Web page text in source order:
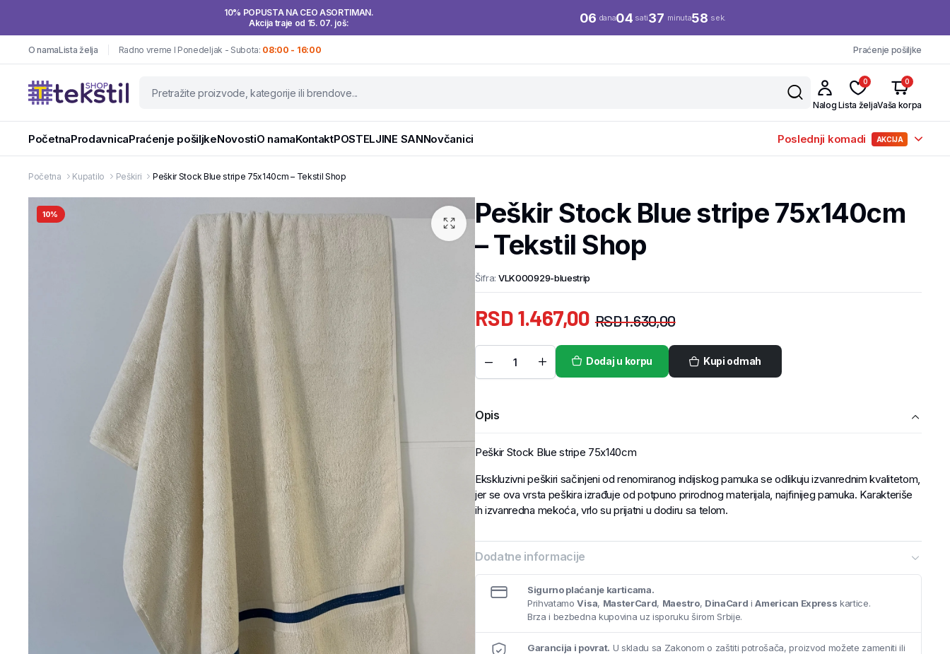
10% POPUSTA NA CEO ASORTIMAN.
Akcija traje od 15. 07. još:
06 dana04 sati37 minuta57 sek.
O namaLista želja Radno vreme I Ponedeljak - Subota: 08:00 - 16:00 Praćenje pošiljke
Nalog
0
Lista želja
0
Vaša korpa
PočetnaProdavnicaPraćenje pošiljkeNovostiO namaKontaktPOSTELJINE SANNovčanici Poslednji komadi AKCIJA
Početna Kupatilo Peškiri Peškir Stock Blue stripe 75x140cm – Tekstil Shop
10%
Peškir Stock Blue stripe 75x140cm
– Tekstil Shop
Šifra: VLK000929-bluestrip
RSD1.630,00
RSD1.467,00
Dodaj u korpu Kupi odmah
Opis
Peškir Stock Blue stripe 75x140cm
Ekskluzivni peškiri sačinjeni od renomiranog indijskog pamuka se odlikuju izvanrednim kvalitetom,
jer se ova vrsta peškira izrađuje od potpuno prirodnog materijala, najfinijeg pamuka. Karakteriše
ih izvanredna mekoća, vrlo su prijatni u dodiru sa telom.
Dodatne informacije
Sigurno plaćanje karticama.
PrihvatamoVisa, MasterCard, Maestro, DinaCard iAmerican Express kartice.
Brza i bezbedna kupovina uz isporuku širom Srbije.
Garancija i povrat. U skladu sa Zakonom o zaštiti potrošača, proizvod možete zameniti ili